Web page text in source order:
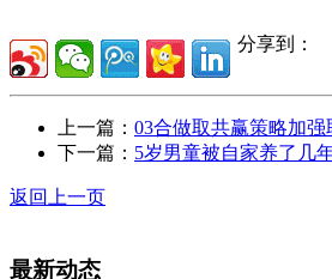
分享到：
上一篇： 03合做取共赢策略加
下一篇： 5岁男童被自家养了几
返回上一页
最新动态